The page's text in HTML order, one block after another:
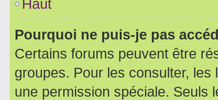
Haut
Pourquoi ne puis-je pas
Certains forums peuvent être
groupes. Pour les consulter,
une permission spéciale. Seuls